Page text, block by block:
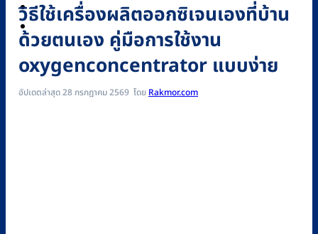
0
วิธีใช้เครื่องผลิตออกซิเจนเองที่บ้าน
ด้วยตนเอง คู่มือการใช้งาน
oxygenconcentrator แบบง่าย
อัปเดตล่าสุด 28 กรกฎาคม 2569 Rakmor.com